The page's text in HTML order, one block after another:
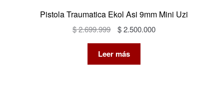
Pistola Traumatica Ekol Asi 9mm Mini Uzi
$2.699.999
El
original
era:
$2.500.000El
Leer más